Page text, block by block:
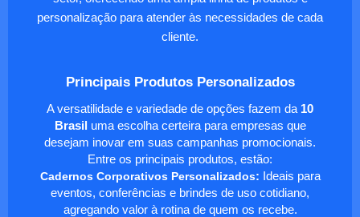
personalização para atender às necessidades de cada
cliente.
Principais Produtos Personalizados
A versatilidade e variedade de opções fazem da 10
Brasil uma escolha certeira para empresas que
desejam inovar em suas campanhas promocionais.
Entre os principais produtos, estão:
Cadernos Corporativos Personalizados: Ideais para
eventos, conferências e brindes de uso cotidiano,
agregando valor à rotina de quem os recebe.